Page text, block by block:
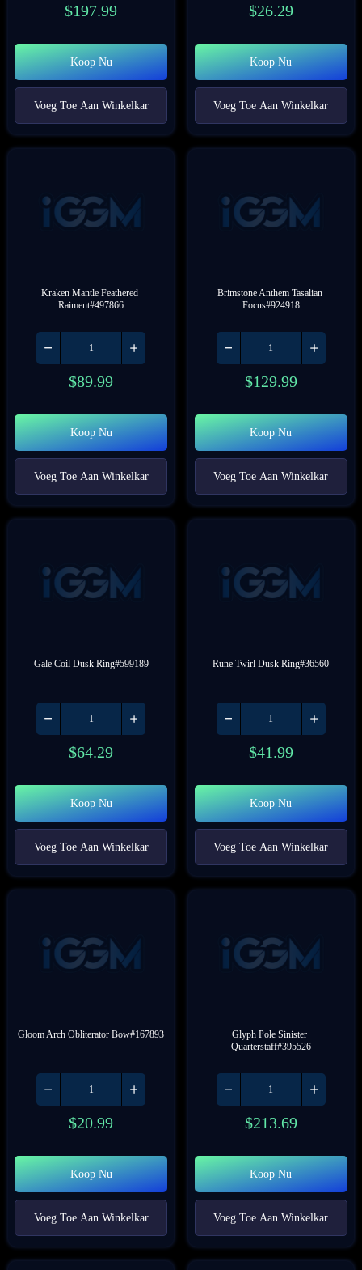
$197.99
Koop Nu
Voeg Toe Aan Winkelkar
$26.29
Koop Nu
Voeg Toe Aan Winkelkar
Kraken Mantle Feathered
Raiment#497866
$89.99
Koop Nu
Voeg Toe Aan Winkelkar
Brimstone Anthem Tasalian
Focus#924918
$129.99
Koop Nu
Voeg Toe Aan Winkelkar
Gale Coil Dusk Ring#599189
$64.29
Koop Nu
Voeg Toe Aan Winkelkar
Rune Twirl Dusk Ring#36560
$41.99
Koop Nu
Voeg Toe Aan Winkelkar
Gloom Arch Obliterator Bow#167893
$20.99
Koop Nu
Voeg Toe Aan Winkelkar
Glyph Pole Sinister
Quarterstaff#395526
$213.69
Koop Nu
Voeg Toe Aan Winkelkar